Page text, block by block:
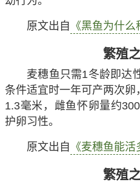
原文出自 《黑鱼为什么
繁殖
麦穗鱼只需1冬龄即达
条件适宜时一年可产两次
1.3毫米，雌鱼怀卵量约
护卵习性。
原文出自 《麦穗鱼能活
繁殖